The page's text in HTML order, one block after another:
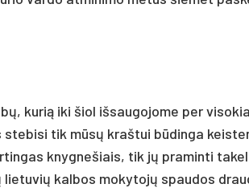
ku­rią iki šiol iš­sau­go­jo­me per
ste­bi­si tik mūsų kraš­tui būdin­ga
knyg­ne­šiais, tik jų pra­min­ti
kal­bos mo­ky­tojų spau­dos